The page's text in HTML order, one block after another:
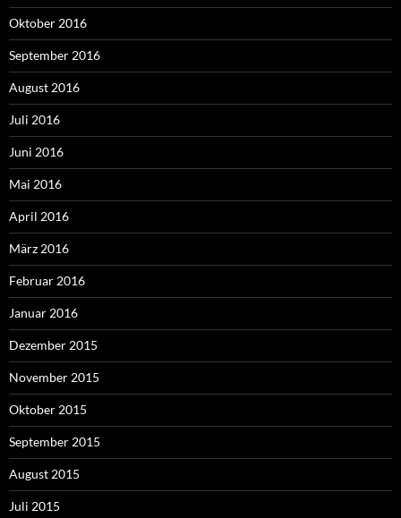
Oktober 2016
September 2016
August 2016
Juli 2016
Juni 2016
Mai 2016
April 2016
März 2016
Februar 2016
Januar 2016
Dezember 2015
November 2015
Oktober 2015
September 2015
August 2015
Juli 2015